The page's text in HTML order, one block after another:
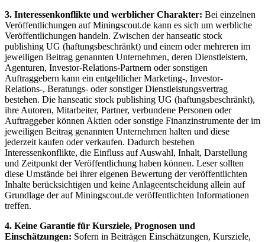
3. Interessenkonflikte und werblicher Charakter: Bei einzelnen
Veröffentlichungen auf Miningscout.de kann es sich um werbliche
Veröffentlichungen handeln. Zwischen der hanseatic stock
publishing UG (haftungsbeschränkt) und einem oder mehreren im
jeweiligen Beitrag genannten Unternehmen, deren Dienstleistern,
Agenturen, Investor-Relations-Partnern oder sonstigen
Auftraggebern kann ein entgeltlicher Marketing-, Investor-
Relations-, Beratungs- oder sonstiger Dienstleistungsvertrag
bestehen. Die hanseatic stock publishing UG (haftungsbeschränkt),
ihre Autoren, Mitarbeiter, Partner, verbundene Personen oder
Auftraggeber können Aktien oder sonstige Finanzinstrumente der im
jeweiligen Beitrag genannten Unternehmen halten und diese
jederzeit kaufen oder verkaufen. Dadurch bestehen
Interessenkonflikte, die Einfluss auf Auswahl, Inhalt, Darstellung
und Zeitpunkt der Veröffentlichung haben können. Leser sollten
diese Umstände bei ihrer eigenen Bewertung der veröffentlichten
Inhalte berücksichtigen und keine Anlageentscheidung allein auf
Grundlage der auf Miningscout.de veröffentlichten Informationen
treffen.
4. Keine Garantie für Kursziele, Prognosen und
Einschätzungen: Sofern in Beiträgen Einschätzungen, Kursziele,